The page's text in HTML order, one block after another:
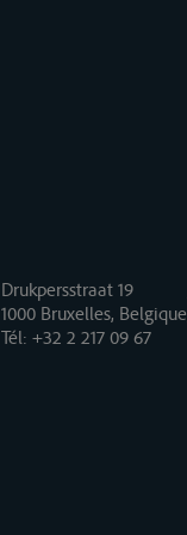
Drukpersstraat 19
1000 Bruxelles, Belgique
Tél: +32 2 217 09 67